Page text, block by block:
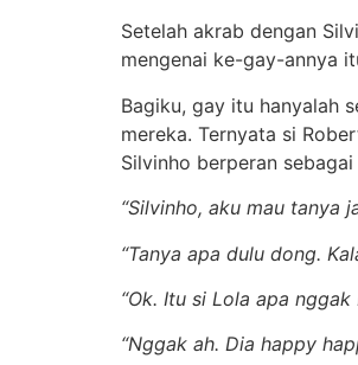
Setelah akrab dengan
mengenai ke-gay-annya
Bagiku, gay itu hanyalah
mereka. Ternyata si
Silvinho berperan
“Silvinho, aku mau tanya
“Tanya apa dulu dong.
“Ok. Itu si Lola apa
“Nggak ah. Dia happy